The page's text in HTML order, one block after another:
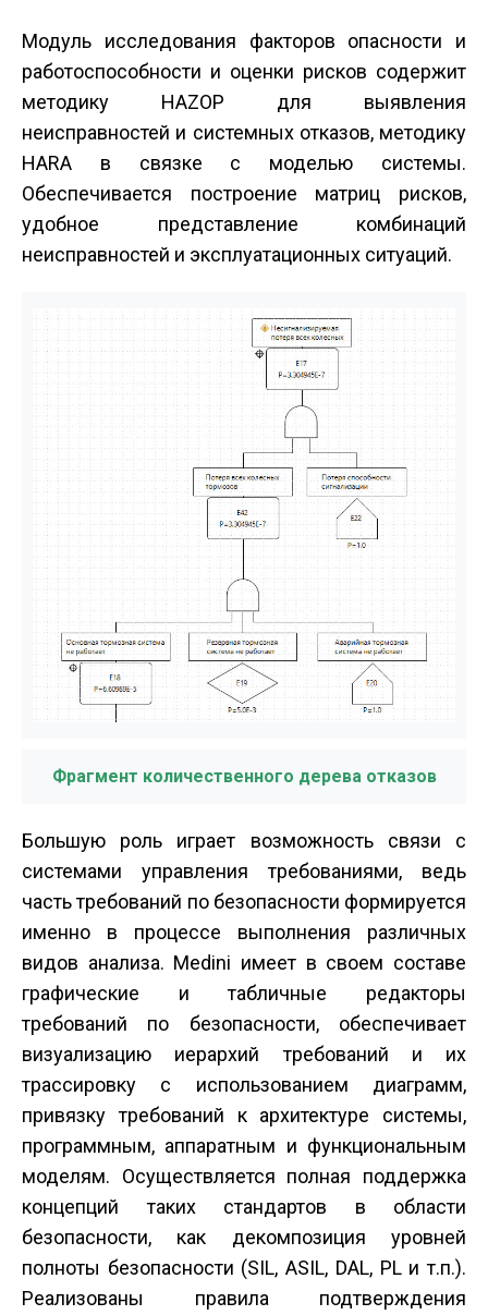
Модуль исследования факторов опасности и
работоспособности и оценки рисков содержит
методику HAZOP для выявления
неисправностей и системных отказов, методику
HARA в связке с моделью системы.
Обеспечивается построение матриц рисков,
удобное представление комбинаций
неисправностей и эксплуатационных ситуаций.
Фрагмент количественного дерева отказов
Большую роль играет возможность связи с
системами управления требованиями, ведь
часть требований по безопасности формируется
именно в процессе выполнения различных
видов анализа. Medini имеет в своем составе
графические и табличные редакторы
требований по безопасности, обеспечивает
визуализацию иерархий требований и их
трассировку с использованием диаграмм,
привязку требований к архитектуре системы,
программным, аппаратным и функциональным
моделям. Осуществляется полная поддержка
концепций таких стандартов в области
безопасности, как декомпозиция уровней
полноты безопасности (SIL, ASIL, DAL, PL и т.п.).
Реализованы правила подтверждения